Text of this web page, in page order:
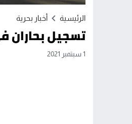
الرئيسية أخبار بحرية
تسجيل بحاران
1 سبتمبر 2021